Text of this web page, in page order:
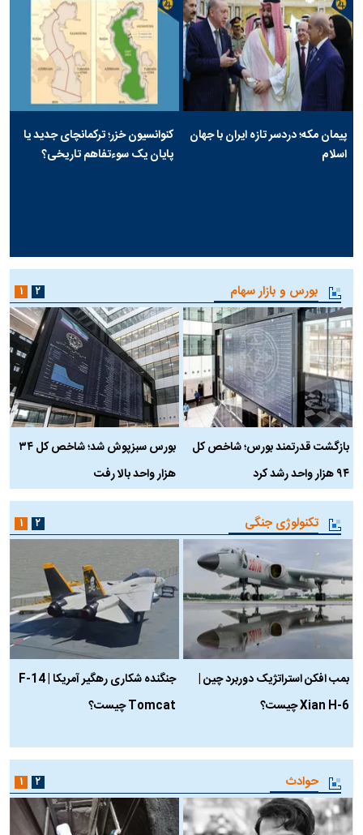
پیمان مکه؛ دردسر تازه ایران با جهان
اسلام
کنوانسیون خزر؛ ترکمانچای جدید یا
پایان یک سوءتفاهم تاریخی؟
بورس و بازار سهام
بازگشت قدرتمند بورس؛ شاخص کل
۹۴ هزار واحد رشد کرد
بورس سبزپوش شد؛ شاخص کل ۳۴
هزار واحد بالا رفت
۱ ۲
تکنولوژی جنگی
بمب افکن استراتژیک دوربرد چین |
Xian H-6 چیست؟
جنگنده شکاری رهگیر آمریکا | F-14
Tomcat چیست؟
۱ ۲
حوادث ۱ ۲